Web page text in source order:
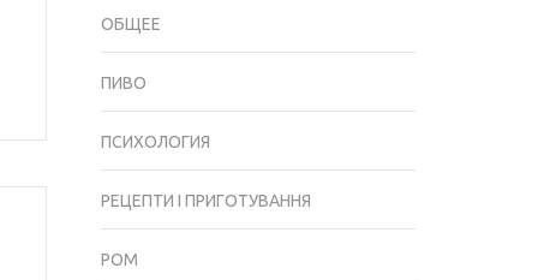
ОБЩЕЕ
ПИВО
ПСИХОЛОГИЯ
РЕЦЕПТИ І ПРИГОТУВАННЯ
РОМ